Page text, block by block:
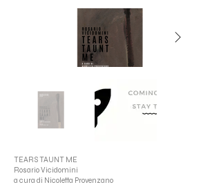
TEARS TAUNT ME
Rosario Vicidomini
a cura di Nicoletta Provenzano